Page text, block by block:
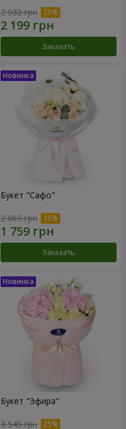
2 932 грн
Заказать
Букет "Сафо"
2 069 грн
Заказать
Букет "Эфира"
3 545 грн